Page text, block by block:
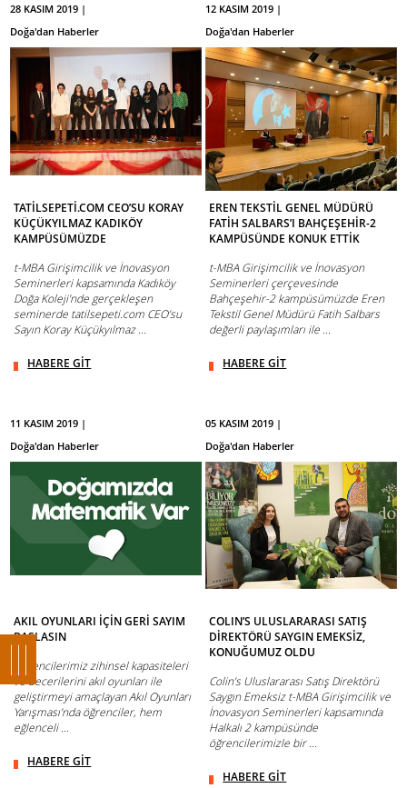
28 KASIM 2019 |
Doğa'dan Haberler
TATİLSEPETİ.COM CEO’SU KORAY
KÜÇÜKYILMAZ KADIKÖY
KAMPÜSÜMÜZDE
t-MBA Girişimcilik ve İnovasyon
Seminerleri kapsamında Kadıköy
Doğa Koleji’nde gerçekleşen
seminerde tatilsepeti.com CEO’su
Sayın Koray Küçükyılmaz ...
HABERE GİT
12 KASIM 2019 |
Doğa'dan Haberler
EREN TEKSTİL GENEL MÜDÜRÜ
FATİH SALBARS’I BAHÇEŞEHİR-2
KAMPÜSÜNDE KONUK ETTİK
t-MBA Girişimcilik ve İnovasyon
Seminerleri çerçevesinde
Bahçeşehir-2 kampüsümüzde Eren
Tekstil Genel Müdürü Fatih Salbars
değerli paylaşımları ile ...
HABERE GİT
11 KASIM 2019 |
Doğa'dan Haberler
AKIL OYUNLARI İÇİN GERİ SAYIM
BAŞLASIN
Öğrencilerimiz zihinsel kapasiteleri
ve becerilerini akıl oyunları ile
geliştirmeyi amaçlayan Akıl Oyunları
Yarışması’nda öğrenciler, hem
eğlenceli ...
HABERE GİT
05 KASIM 2019 |
Doğa'dan Haberler
COLIN’S ULUSLARARASI SATIŞ
DİREKTÖRÜ SAYGIN EMEKSİZ,
KONUĞUMUZ OLDU
Colin’s Uluslararası Satış Direktörü
Saygın Emeksiz t-MBA Girişimcilik ve
İnovasyon Seminerleri kapsamında
Halkalı 2 kampüsünde
öğrencilerimizle bir ...
HABERE GİT